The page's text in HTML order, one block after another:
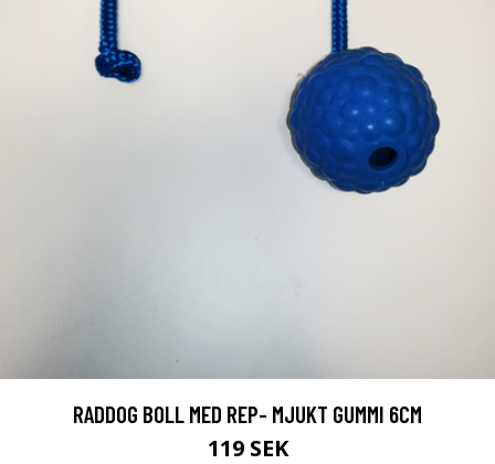
RADDOG BOLL MED REP- MJUKT GUMMI 6CM
119 SEK